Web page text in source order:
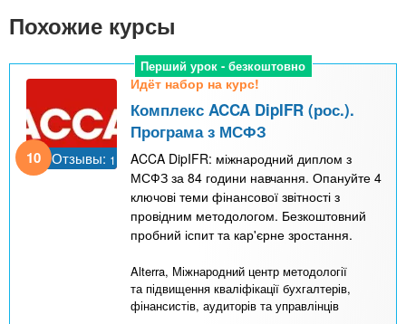
n
t
s
.
з
а
е
Онлайн курсы
За рубежом
Похожие курсы
Перший урок - безкоштовно
10 Отзывы: 1
Идёт набор на курс!
Комплекс ACCA DipIFR (рос.).
Програма з МСФЗ
ACCA DipIFR: міжнародний диплом з
МСФЗ за 84 години навчання. Опануйте 4
ключові теми фінансової звітності з
провідним методологом. Безкоштовний
пробний іспит та кар'єрне зростання.
Alterra, Міжнародний центр методології
та підвищення кваліфікації бухгалтерів,
фінансистів, аудиторів та управлінців